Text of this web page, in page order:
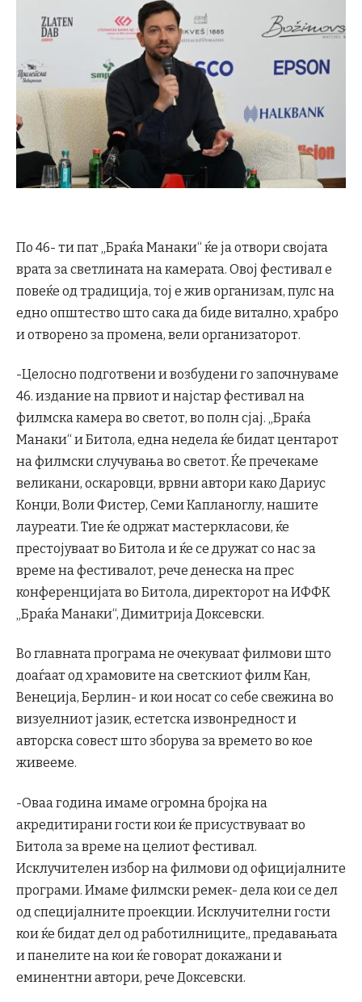
По 46- ти пат „Браќа Манаки“ ќе ја отвори својата
врата за светлината на камерата. Овој фестивал е
повеќе од традиција, тој е жив организам, пулс на
едно општество што сака да биде витално, храбро
и отворено за промена, вели организаторот.
-Целосно подготвени и возбудени го започнуваме
46. издание на првиот и најстар фестивал на
филмска камера во светот, во полн сјај. „Браќа
Манаки“ и Битола, една недела ќе бидат центарот
на филмски случувања во светот. Ќе пречекаме
великани, оскаровци, врвни автори како Дариус
Конџи, Воли Фистер, Семи Капланоглу, нашите
лауреати. Тие ќе одржат мастеркласови, ќе
престојуваат во Битола и ќе се дружат со нас за
време на фестивалот, рече денеска на прес
конференцијата во Битола, директорот на ИФФК
„Браќа Манаки“, Димитрија Доксевски.
Во главната програма не очекуваат филмови што
доаѓаат од храмовите на светскиот филм Кан,
Венеција, Берлин- и кои носат со себе свежина во
визуелниот јазик, естетска извонредност и
авторска совест што зборува за времето во кое
живееме.
-Оваа година имаме огромна бројка на
акредитирани гости кои ќе присуствуваат во
Битола за време на целиот фестивал.
Исклучителен избор на филмови од официјалните
програми. Имаме филмски ремек- дела кои се дел
од специјалните проекции. Исклучителни гости
кои ќе бидат дел од работилниците,, предавањата
и панелите на кои ќе говорат докажани и
еминентни автори, рече Доксевски.